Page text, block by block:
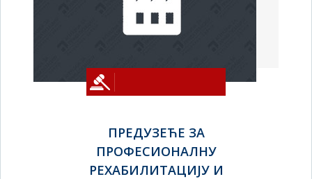
ПРЕДУЗЕЋЕ ЗА
ПРОФЕСИОНАЛНУ
РЕХАБИЛИТАЦИЈУ И